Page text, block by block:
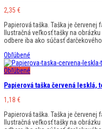
2,35 €
Papierová taška. Taška je červenej
Ilustračná veľkosť tašky na
odbere iba ako súčasť
Obľúbené
Obľúbené
Papierová taška červená lesklá,
1,18 €
Papierová taška. Taška je červenej
Ilustračná veľkosť tašky na